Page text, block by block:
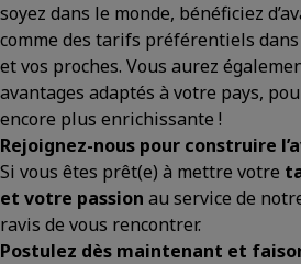
soyez dans le monde, bénéficiez
comme des tarifs préférentiels
et vos proches. Vous aurez
avantages adaptés à votre pays,
encore plus enrichissante !
Rejoignez-nous pour construire
Si vous êtes prêt(e) à mettre votre
et votre passion au service de
ravis de vous rencontrer.
Postulez dès maintenant et